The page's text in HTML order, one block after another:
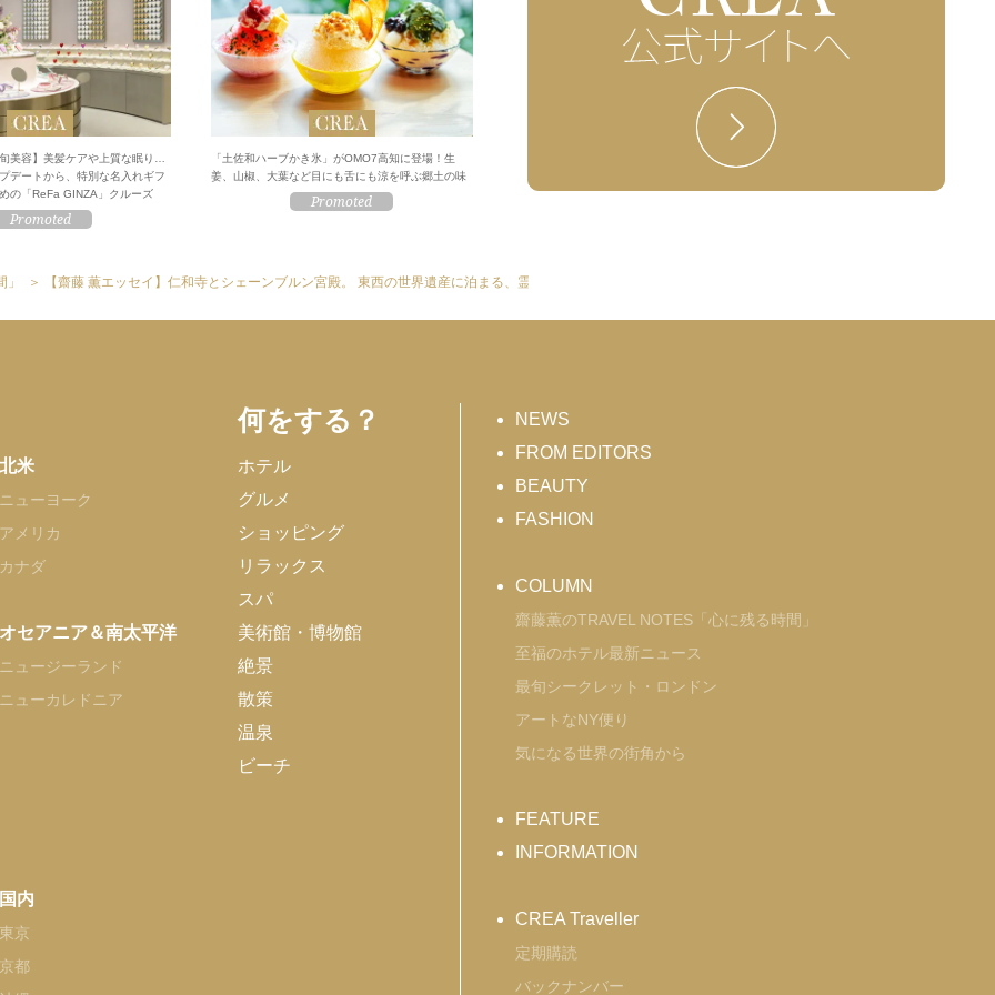
美容】美髪ケアや上質な眠り…
デートから、特別な名入れギフ
の「ReFa GINZA」クルーズ
「土佐和ハーブかき氷」がOMO7高知に登場！生
姜、山椒、大葉など目にも舌にも涼を呼ぶ郷土の味
【齋藤 薫エッセイ】仁和寺とシェーンブルン宮殿。 東西の世界遺産に泊まる、霊妙なる日
北米
ニューヨーク
アメリカ
カナダ
オセアニア＆南太平洋
ニュージーランド
ニューカレドニア
国内
東京
京都
何をする？
ホテル
グルメ
ショッピング
リラックス
スパ
美術館・博物館
絶景
散策
温泉
ビーチ
NEWS
FROM EDITORS
BEAUTY
FASHION
COLUMN
齋藤薫のTRAVEL NOTES「心に残る時間」
至福のホテル最新ニュース
最旬シークレット・ロンドン
アートなNY便り
気になる世界の街角から
FEATURE
INFORMATION
CREA Traveller
定期購読
バックナンバー